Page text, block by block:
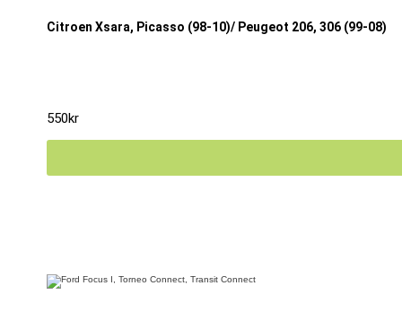
Citroen Xsara, Picasso (98-10)/ Peugeot 206, 306 (99-08)
550kr